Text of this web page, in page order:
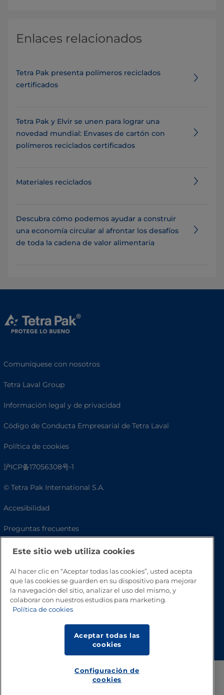
Enlaces relacionados
Tetra Pak presenta polímeros reciclados
certificados
Tetra Pak y Elvir se unen para lograr una
novedad mundial: Envases de cartón con
polímeros reciclados certificados
Materiales reciclados
Descubra cómo podemos ayudar a construir
una economía circular al afrontar los desafíos
de toda la cadena de valor alimentaria
Comuníquese con nosotros
Tetra Laval Group
Información legal y de privacidad
Código de Conducta Empresarial de Tetra Laval
Política de cookies
沪ICP备17056308号-1
© Tetra Pak International S.A.
Accesibilidad
Preguntas frecuentes
Este sitio web utiliza cookies
Al hacer clic en “Aceptar todas las cookies”, usted acepta
que las cookies se guarden en su dispositivo para mejorar
la navegación del sitio, analizar el uso del mismo, y
colaborar con nuestros estudios para marketing.
Política de cookies
Aceptar todas las
cookies
Configuración de
cookies